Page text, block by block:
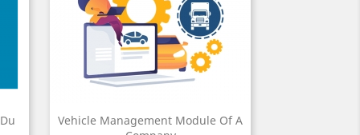
Vehicle Management Module Of A